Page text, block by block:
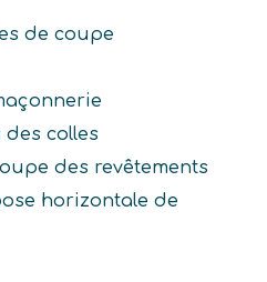
de coupe
colles
des revêtements
horizontale de